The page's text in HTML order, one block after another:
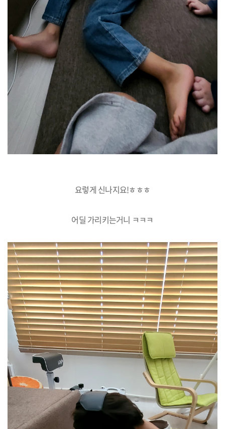
요렇게 신나지요!ㅎㅎㅎ
어딜 가리키는거니 ㅋㅋㅋ